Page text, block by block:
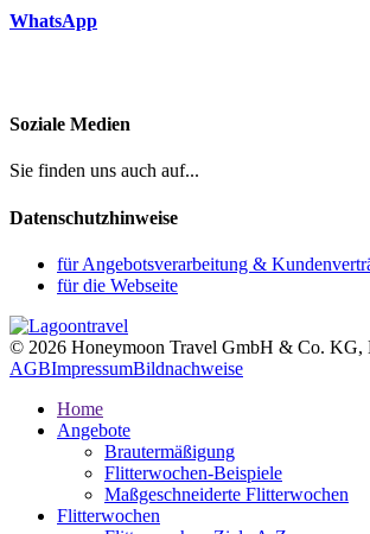
WhatsApp
Soziale Medien
Sie finden uns auch auf...
Datenschutzhinweise
für Angebotsverarbeitung &
für die Webseite
© 2026 Honeymoon Travel GmbH & Co. KG,
AGBImpressumBildnachweise
Home
Angebote
Brautermäßigung
Flitterwochen-Beispiele
Maßgeschneiderte Flitterwochen
Flitterwochen